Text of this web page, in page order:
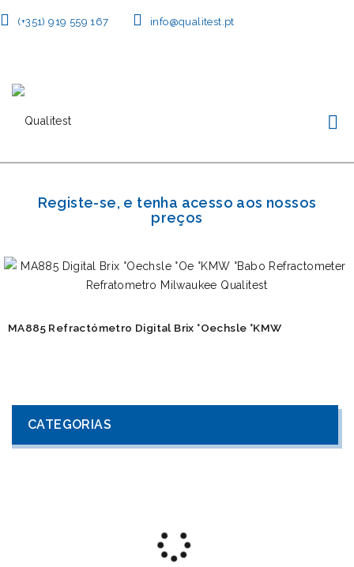
(+351) 919 559 167 info@qualitest.pt
Registe-se, e tenha acesso aos nossos
preços
MA885 Refractómetro Digital Brix °Oechsle °KMW
CATEGORIAS